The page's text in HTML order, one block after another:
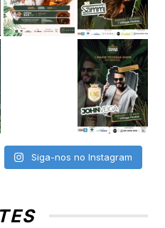
Siga-nos no Instagram